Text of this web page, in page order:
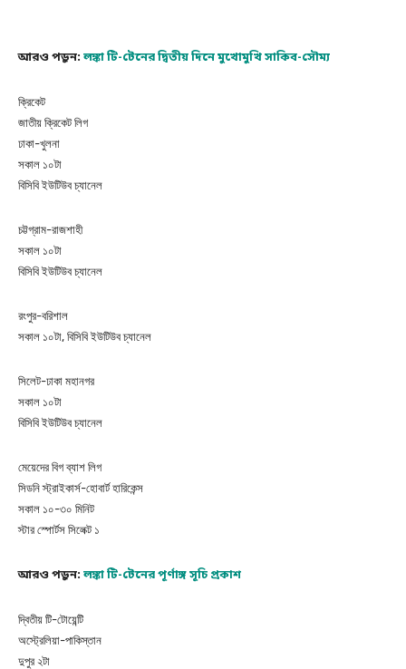
আরও পড়ুন: লঙ্কা টি-টেনের দ্বিতীয় দিনে মুখোমুখি সাকিব-সৌম্য
ক্রিকেট
জাতীয় ক্রিকেট লিগ
ঢাকা-খুলনা
সকাল ১০টা
বিসিবি ইউটিউব চ্যানেল
চট্টগ্রাম-রাজশাহী
সকাল ১০টা
বিসিবি ইউটিউব চ্যানেল
রংপুর-বরিশাল
সকাল ১০টা, বিসিবি ইউটিউব চ্যানেল
সিলেট-ঢাকা মহানগর
সকাল ১০টা
বিসিবি ইউটিউব চ্যানেল
মেয়েদের বিগ ব্যাশ লিগ
সিডনি স্ট্রাইকার্স-হোবার্ট হারিকেন্স
সকাল ১০-৩০ মিনিট
স্টার স্পোর্টস সিলেক্ট ১
আরও পড়ুন: লঙ্কা টি-টেনের পূর্ণাঙ্গ সূচি প্রকাশ
দ্বিতীয় টি-টোয়েন্টি
অস্ট্রেলিয়া-পাকিস্তান
দুপুর ২টা